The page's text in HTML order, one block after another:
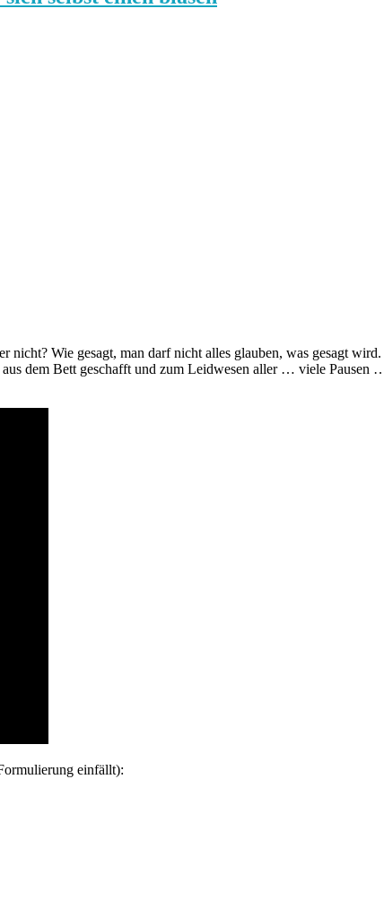
nicht? Wie gesagt, man darf nicht alles glauben, was gesagt
dem Bett geschafft und zum Leidwesen aller … viele
einfällt):